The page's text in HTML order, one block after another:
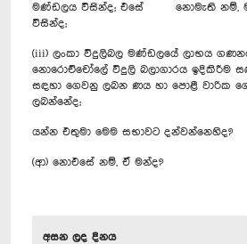
මණ්ඩලය විසින්ද; එසේ නොමැති නම්,
විසින්ද;
(iii) ලංකා විදුලිබල මණ්ඩලයේ ලාභය
නො‍රොච්චෝලේ විදුලි බලාගාරය ඉදිකිරීම
සඳහා ගෙවනු ලබන ණය හා පොළී වාරික
ලබන්නේද;
යන්න එතුමා මෙම සභාවට දන්වන්නෙහිද?
(ආ) නොඑසේ නම්, ඒ මන්ද?
අසන ලද දිනය